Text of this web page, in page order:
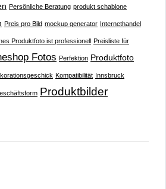
Persönliche Beratung produkt schablone
Preis pro Bild mockup generator Internethandel
Produktfoto ist professionell Preisliste für
Fotos Perfektion Produktfoto
Kompatibilität Innsbruck
Produktbilder